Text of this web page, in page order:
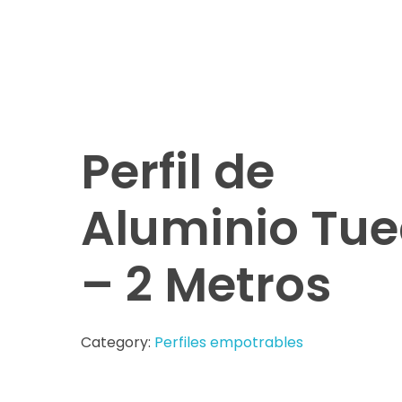
Perfil de
Aluminio
– 2 Metros
Category: Perfiles empotrables